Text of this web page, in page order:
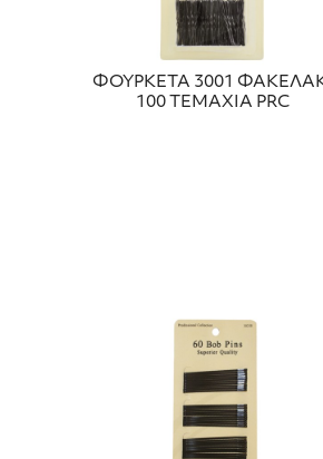
ΦΟΥΡΚΕΤΑ 3001
100 ΤΕΜΑΧΙΑ PRC